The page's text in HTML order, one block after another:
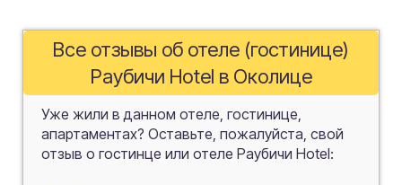
Все отзывы об отеле (гостинице)
Раубичи Hotel в Околице
Уже жили в данном отеле, гостинице,
апартаментах? Оставьте, пожалуйста, свой
отзыв о гостинце или отеле Раубичи Hotel: